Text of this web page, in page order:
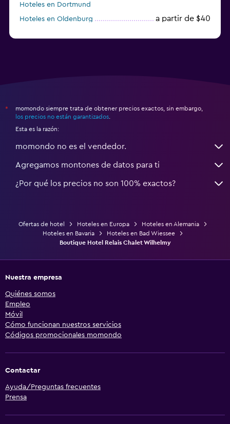
Hoteles en Dortmund
Hoteles en Oldenburg
a partir de $40
*
momondo siempre trata de obtener precios exactos, sin embargo,
los precios no están garantizados
Esta es la razón:
momondo no es el vendedor.
Agregamos montones de datos para ti
¿Por qué los precios no son 100% exactos?
Ofertas de hotel Hoteles en Europa
Hoteles en Alemania
Hoteles en Bavaria
Hoteles en Bad Wiessee
Boutique Hotel Relais Chalet Wilhelmy
Nuestra empresa
Quiénes somos
Empleo
Móvil
Cómo funcionan nuestros servicios
Códigos promocionales momondo
Contactar
Ayuda/Preguntas frecuentes
Prensa